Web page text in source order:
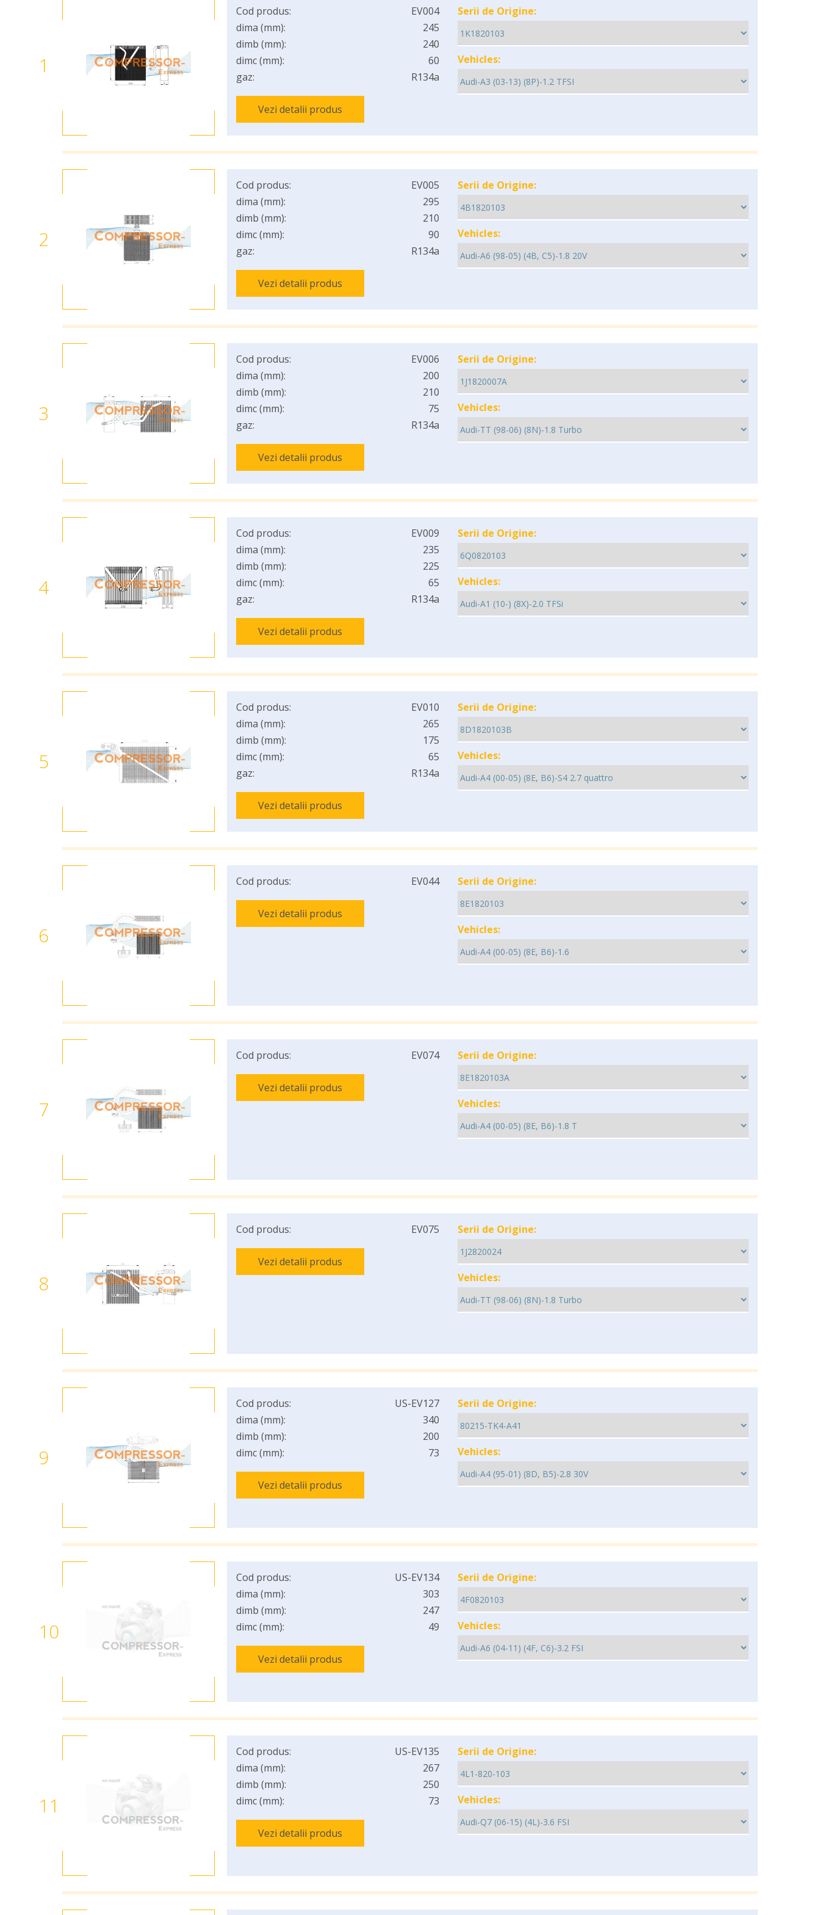
1
Cod produs:
EV004
dima (mm):
245
dimb (mm):
240
dimc (mm):
60
gaz:
R134a
Vezi detalii produs
Serii de Origine:
Vehicles:
2
Cod produs:
EV005
dima (mm):
295
dimb (mm):
210
dimc (mm):
90
gaz:
R134a
Vezi detalii produs
Serii de Origine:
Vehicles:
3
Cod produs:
EV006
dima (mm):
200
dimb (mm):
210
dimc (mm):
75
gaz:
R134a
Vezi detalii produs
Serii de Origine:
Vehicles:
4
Cod produs:
EV009
dima (mm):
235
dimb (mm):
225
dimc (mm):
65
gaz:
R134a
Vezi detalii produs
Serii de Origine:
Vehicles:
5
Cod produs:
EV010
dima (mm):
265
dimb (mm):
175
dimc (mm):
65
gaz:
R134a
Vezi detalii produs
Serii de Origine:
Vehicles:
6
Cod produs: EV044
Vezi detalii produs
Serii de Origine:
Vehicles:
7
Cod produs: EV074
Vezi detalii produs
Serii de Origine:
Vehicles:
8
Cod produs: EV075
Vezi detalii produs
Serii de Origine:
Vehicles:
9
Cod produs:
US-EV127
dima (mm):
340
dimb (mm):
200
dimc (mm):
73
Vezi detalii produs
Serii de Origine:
Vehicles:
10
Cod produs:
US-EV134
dima (mm):
303
dimb (mm):
247
dimc (mm):
49
Vezi detalii produs
Serii de Origine:
Vehicles:
11
Cod produs:
US-EV135
dima (mm):
267
dimb (mm):
250
dimc (mm):
73
Vezi detalii produs
Serii de Origine:
Vehicles: